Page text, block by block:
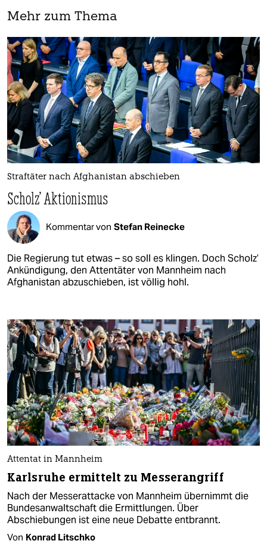
Mehr zum Thema
Straftäter nach Afghanistan abschieben
Scholz' Aktionismus
Kommentar von Stefan Reinecke
Die Regierung tut etwas – so soll es klingen. Doch Scholz’
Ankündigung, den Attentäter von Mannheim nach
Afghanistan abzuschieben, ist völlig hohl.
Attentat in Mannheim
Karlsruhe ermittelt zu Messerangriff
Nach der Messerattacke von Mannheim übernimmt die
Bundesanwaltschaft die Ermittlungen. Über
Abschiebungen ist eine neue Debatte entbrannt.
Von Konrad Litschko